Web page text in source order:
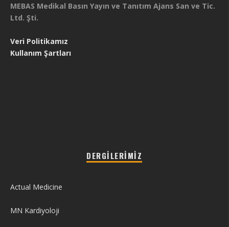
MEBAS Medikal Basın Yayın ve Tanıtım Ajans San ve Tic.
Ltd. Şti.
Veri Politikamız
Kullanım Şartları
DERGILERIMIZ
Actual Medicine
MN Kardiyoloji